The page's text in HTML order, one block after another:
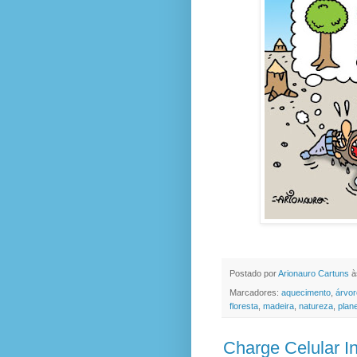
Postado porArionauro Cartuns
Marcadores: aquecimento,
floresta, madeira, natureza,
Charge Celular